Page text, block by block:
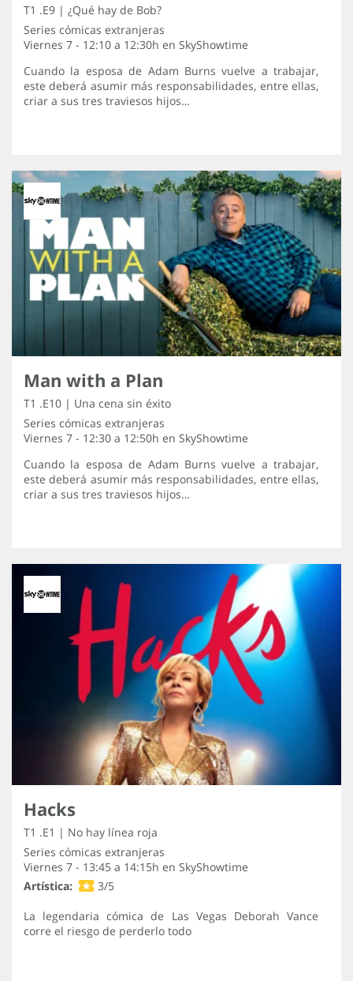
T1 .E9 | ¿Qué hay de Bob?
Series cómicas extranjeras
Viernes 7 - 12:10 a 12:30h en SkyShowtime
Cuando la esposa de Adam Burns vuelve a trabajar,
este deberá asumir más responsabilidades, entre ellas,
criar a sus tres traviesos hijos…
Man with a Plan
T1 .E10 | Una cena sin éxito
Series cómicas extranjeras
Viernes 7 - 12:30 a 12:50h en SkyShowtime
Cuando la esposa de Adam Burns vuelve a trabajar,
este deberá asumir más responsabilidades, entre ellas,
criar a sus tres traviesos hijos…
Hacks
T1 .E1 | No hay línea roja
Series cómicas extranjeras
Viernes 7 - 13:45 a 14:15h en SkyShowtime
Artística:
3/5
La legendaria cómica de Las Vegas Deborah Vance
corre el riesgo de perderlo todo